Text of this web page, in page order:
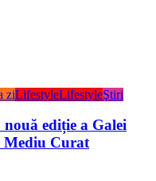
ziLifestyleLifestyleŞtiri
ediție a Galei
Mediu Curat